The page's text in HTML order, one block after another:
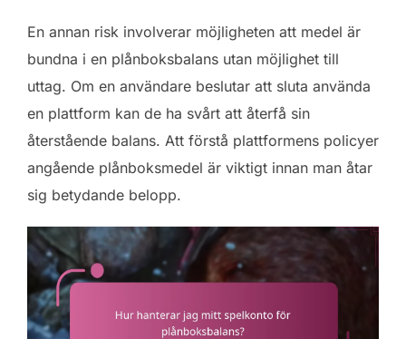
En annan risk involverar möjligheten att medel är
bundna i en plånboksbalans utan möjlighet till
uttag. Om en användare beslutar att sluta använda
en plattform kan de ha svårt att återfå sin
återstående balans. Att förstå plattformens policyer
angående plånboksmedel är viktigt innan man åtar
sig betydande belopp.